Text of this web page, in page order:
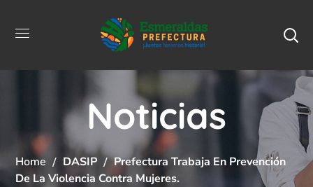
Noticias
Home DASIP
Prefectura Trabaja En Prevención
De La Violencia Contra Mujeres.